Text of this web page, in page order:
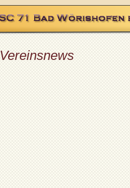
Vereinsnews